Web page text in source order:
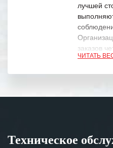
лучшей
заказов
Особенно
ЧИТАТЬ
Техническое